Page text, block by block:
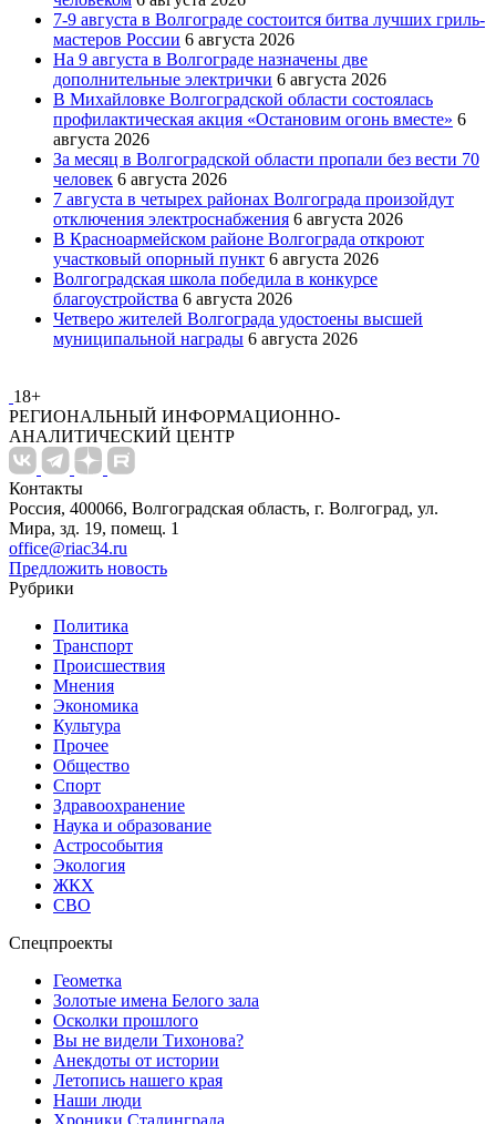
7-9 августа в Волгограде состоится битва лучших гриль-
мастеров России 6 августа 2026
На 9 августа в Волгограде назначены две
дополнительные электрички 6 августа 2026
В Михайловке Волгоградской области состоялась
профилактическая акция «Остановим огонь вместе» 6
августа 2026
За месяц в Волгоградской области пропали без вести 70
человек 6 августа 2026
7 августа в четырех районах Волгограда произойдут
отключения электроснабжения 6 августа 2026
В Красноармейском районе Волгограда откроют
участковый опорный пункт 6 августа 2026
Волгоградская школа победила в конкурсе
благоустройства 6 августа 2026
Четверо жителей Волгограда удостоены высшей
муниципальной награды 6 августа 2026
18+
РЕГИОНАЛЬНЫЙ ИНФОРМАЦИОННО-
АНАЛИТИЧЕСКИЙ ЦЕНТР
Контакты
Россия, 400066, Волгоградская область, г. Волгоград, ул.
Мира, зд. 19, помещ. 1
office@riac34.ru
Предложить новость
Рубрики
Политика
Транспорт
Происшествия
Мнения
Экономика
Культура
Прочее
Общество
Спорт
Здравоохранение
Наука и образование
Астрособытия
Экология
ЖКХ
СВО
Спецпроекты
Геометка
Золотые имена Белого зала
Осколки прошлого
Вы не видели Тихонова?
Анекдоты от истории
Летопись нашего края
Наши люди
Хроники Сталинграда